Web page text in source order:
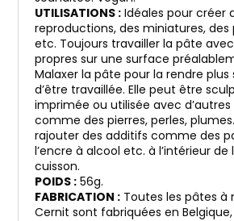
UTILISATIONS : Idéales pour créer
reproductions, des miniatures, des
etc. Toujours travailler la pâte
propres sur une surface
Malaxer la pâte pour la rendre
d’être travaillée. Elle peut être
imprimée ou utilisée avec
comme des pierres, perles,
rajouter des additifs comme des
l’encre à alcool etc. à l’intérieur
cuisson.
POIDS : 56g.
FABRICATION : Toutes les pâtes à
Cernit sont fabriquées en Belgique,